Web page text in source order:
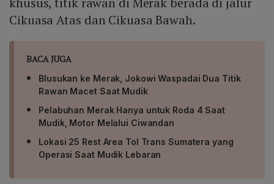
Cikuasa Atas dan Cikuasa Bawah.
BACA JUGA
Blusukan ke Merak, Jokowi Waspadai Dua Titik
Rawan Macet Saat Mudik
Pelabuhan Merak Hanya untuk Roda 4 Saat
Mudik, Motor Melalui Ciwandan
Lokasi 25 Rest Area Tol Trans Sumatera yang
Operasi Saat Mudik Lebaran